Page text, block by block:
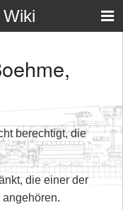
berechtigt, die
die einer der
angehören.